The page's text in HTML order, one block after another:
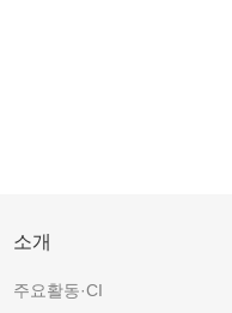
소개
주요활동·CI